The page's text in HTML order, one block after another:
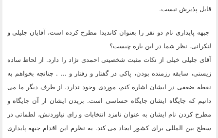
قابل پذیرش نیست.
جبهه پایداری نام دو نفر را بعنوان کاندیدا مطرح کرده است، آقایان جلیلی و
لنکرانی. نظر شما در این باره چیست؟
آقای جلیلی خیلی از نکات مثبت شخصیتی احمدی نژاد را دارد. از لحاظ ساده
زیستی، سابقه رزمنده بودن، پاکی در گفتار و رفتار و ... . چنانچه بخواهم به
نقطه ضعفی در ایشان اشاره کنم، موردی وجود ندارد. از طرف دیگر ما می
دانیم که جایگاه ایشان جایگاه حساسی است. بریدن ایشان از آن جایگاه و
مطرح کردن نام ایشان به عنوان نامزد انتخابات و رای نیاوردنش، لطماتی در
سطح بین المللی برای کشور ایجاد می کند. به نظرم این اقدام جبهه پایداری